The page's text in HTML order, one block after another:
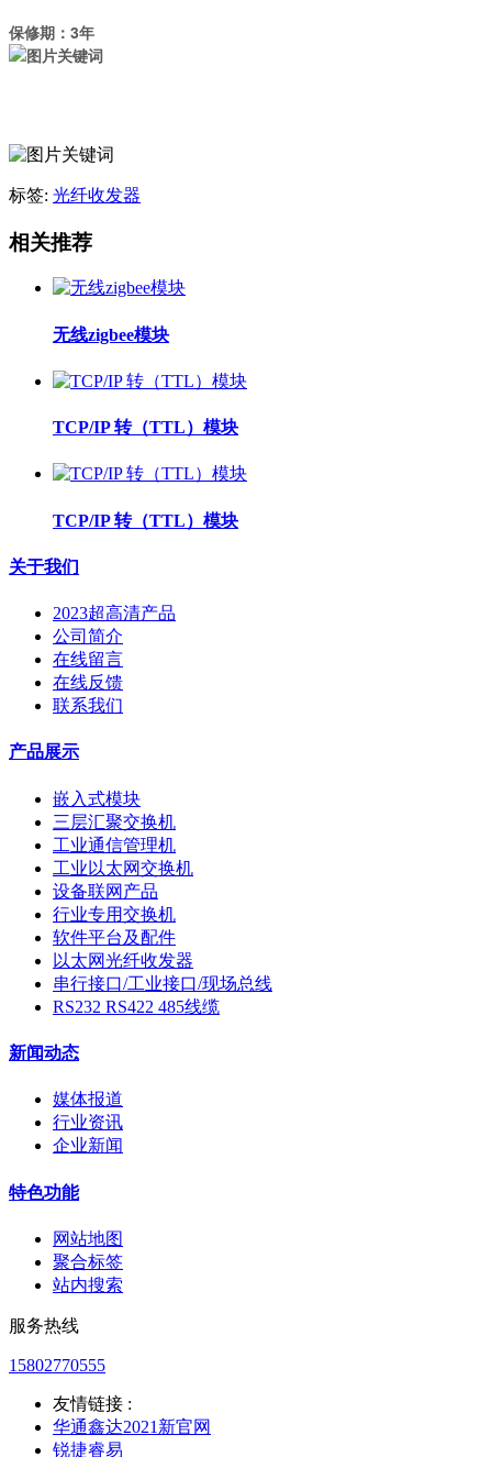
保修期：3年
标签: 光纤收发器
相关推荐
无线zigbee模块
TCP/IP 转（TTL）模块
TCP/IP 转（TTL）模块
关于我们
2023超高清产品
公司简介
在线留言
在线反馈
联系我们
产品展示
嵌入式模块
三层汇聚交换机
工业通信管理机
工业以太网交换机
设备联网产品
行业专用交换机
软件平台及配件
以太网光纤收发器
串行接口/工业接口/现场总线
RS232 RS422 485线缆
新闻动态
媒体报道
行业资讯
企业新闻
特色功能
网站地图
聚合标签
站内搜索
服务热线
15802770555
友情链接 :
华通鑫达2021新官网
锐捷睿易